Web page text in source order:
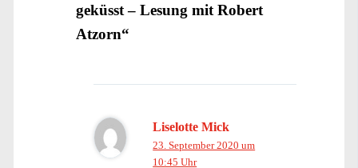
geküsst – Lesung mit Robert
Atzorn“
Liselotte Mick
23. September 2020 um
10:45 Uhr